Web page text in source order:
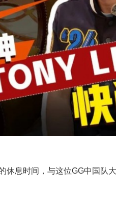
休息时间，与这位GG中国队